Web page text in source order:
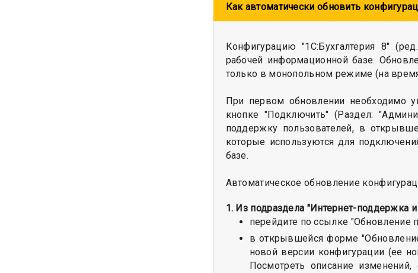
Как автоматически обновить
Конфигурацию "1С:Бухгалтерия 8"
рабочей информационной базе.
только в монопольном режиме (на
При первом обновлении необходимо
кнопке "Подключить" (Раздел:
поддержку пользователей, в
которые используются для
базе.
Автоматическое обновление
1. Из подраздела "Интернет-поддержка
перейдите по ссылке
в открывшейся форме
новой версии конфигурации (ее
Посмотреть описание